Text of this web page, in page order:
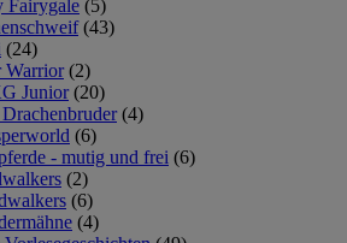
Fairygale (5)
(43)
(24)
Warrior (2)
Junior (20)
(4)
(6)
- mutig und frei (6)
(2)
(6)
(4)